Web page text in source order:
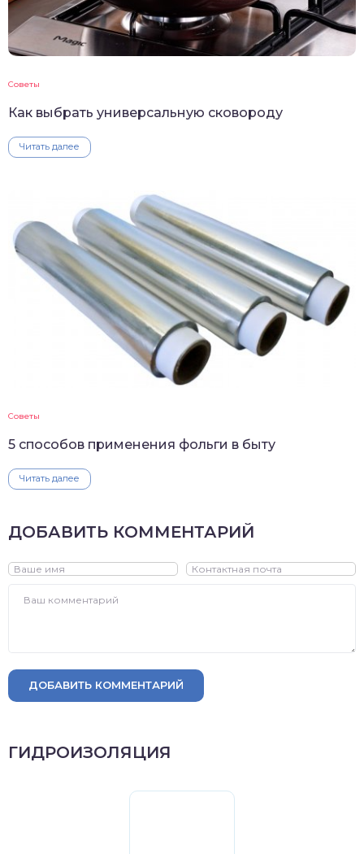
Советы
Как выбрать универсальную сковороду
Читать далее
Советы
5 способов применения фольги в быту
Читать далее
ДОБАВИТЬ КОММЕНТАРИЙ
ДОБАВИТЬ КОММЕНТАРИЙ
ГИДРОИЗОЛЯЦИЯ